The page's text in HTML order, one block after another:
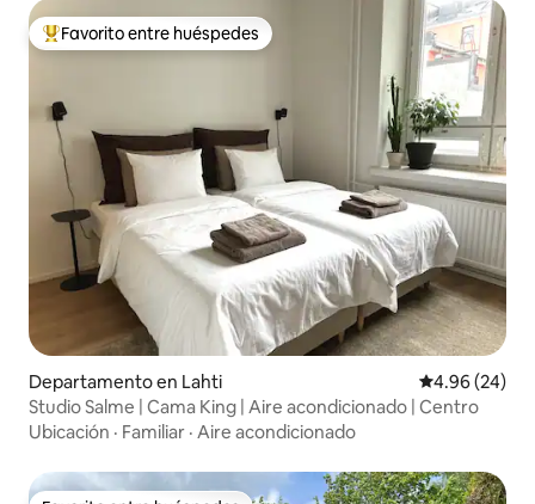
De los mejores en Favorito entre huéspedes
Favorito entre huéspedes
Departamento en Lahti Calificación
4.96 (24)
Studio Salme | Cama King | Aire acondicionado | Centro
Ubicación · Familiar · Aire acondicionado